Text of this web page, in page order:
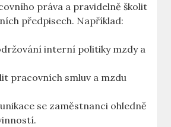
práva a pravidelně školit
předpisech. Například:
interní politiky mzdy a
pracovních smluv a mzdu
se zaměstnanci ohledně